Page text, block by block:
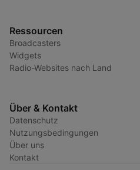
Ressourcen
Broadcasters
Widgets
Radio-Websites nach Land
Über & Kontakt
Datenschutz
Nutzungsbedingungen
Über uns
Kontakt